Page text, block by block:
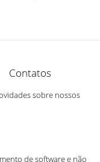
Contatos
sobre nossos
de software e não